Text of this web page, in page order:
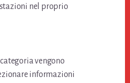
nel proprio
vengono
informazioni